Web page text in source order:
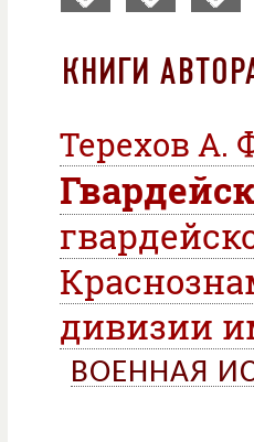
КНИГИ
Терехов А.
дивизии
ВОЕННАЯ